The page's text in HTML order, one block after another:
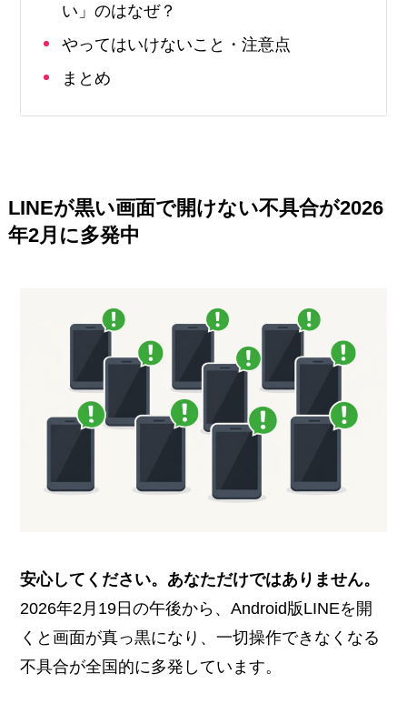
い」のはなぜ？
やってはいけないこと・注意点
まとめ
LINEが黒い画面で開けない不具合が2026
年2月に多発中
安心してください。あなただけではありません。
2026年2月19日の午後から、Android版LINEを開
くと画面が真っ黒になり、一切操作できなくなる
不具合が全国的に多発しています。